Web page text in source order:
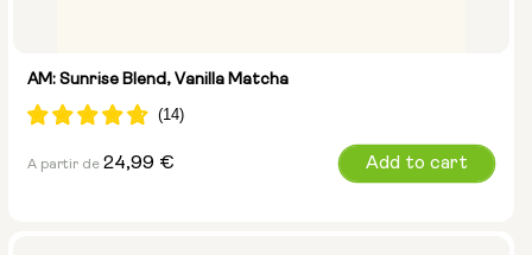
AM: Sunrise Blend, Vanilla Matcha
Preço
A partir de 24,99 € Add to cart